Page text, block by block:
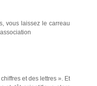
vous laissez le carreau
et des lettres ». Et